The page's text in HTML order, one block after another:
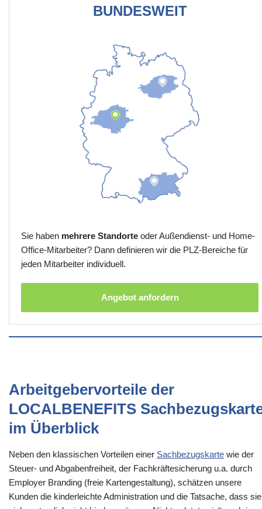
BUNDESWEIT
Sie haben mehrere Standorte oder Außendienst- und Home-
Office-Mitarbeiter? Dann definieren wir die PLZ-Bereiche für
jeden Mitarbeiter individuell.
Angebot anfordern
Arbeitgebervorteile der
LOCALBENEFITS
im Überblick
Neben den klassischen Vorteilen einer Sachbezugskarte wie der
Steuer- und Abgabenfreiheit, der Fachkräftesicherung u.a. durch
Employer Branding (freie Kartengestaltung), schätzen unsere
Kunden die kinderleichte Administration und die Tatsache, dass sie